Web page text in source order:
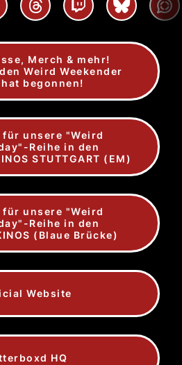
Merch & mehr!
Weird Weekender
begonnen!
für unsere "Weird
Reihe in den
STUTTGART (EM)
für unsere "Weird
Reihe in den
(Blaue Brücke)
Website
HQ